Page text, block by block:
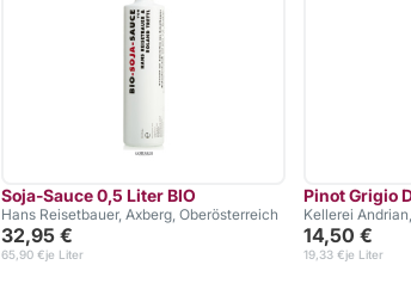
Soja-Sauce 0,5 Liter BIO
Hans Reisetbauer, Axberg, Oberösterreich
32,95 €
je Liter
65,90 €
Pinot Grigio
Kellerei
14,50 €
je Liter
19,33 €